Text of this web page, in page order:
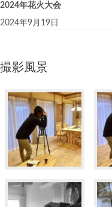
2024年花火大会
2024年9月19日
撮影風景